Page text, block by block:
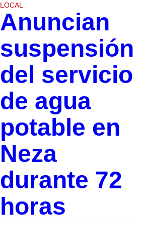
LOCAL
Anuncian
suspensión
del servicio
de agua
potable en
Neza
durante 72
horas